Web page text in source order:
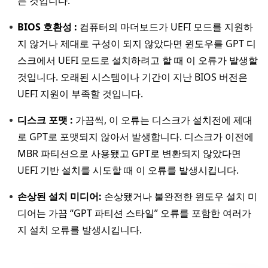
BIOS 호환성 : 컴퓨터의 마더보드가 UEFI 모드를 지원하
지 않거나 제대로 구성이 되지 않았다면 윈도우를 GPT 디
스크에서 UEFI 모드로 설치하려고 할 때 이 오류가 발생할
것입니다. 오래된 시스템이나 기간이 지난 BIOS 버전은
UEFI 지원이 부족할 것입니다.
디스크 포맷 : 가끔씩, 이 오류는 디스크가 설치전에 제대
로 GPT로 포맷되지 않아서 발생합니다. 디스크가 이전에
MBR 파티션으로 사용됐고 GPT로 변환되지 않았다면
UEFI 기반 설치를 시도할 때 이 오류를 발생시킵니다.
손상된 설치 미디어: 손상됐거나 불완전한 윈도우 설치 미
디어는 가끔 “GPT 파티션 스타일” 오류를 포함한 여러가
지 설치 오류를 발생시킵니다.